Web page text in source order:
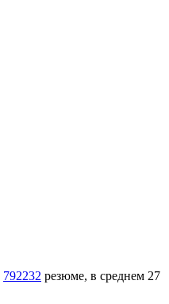
792232 резюме, в среднем 27